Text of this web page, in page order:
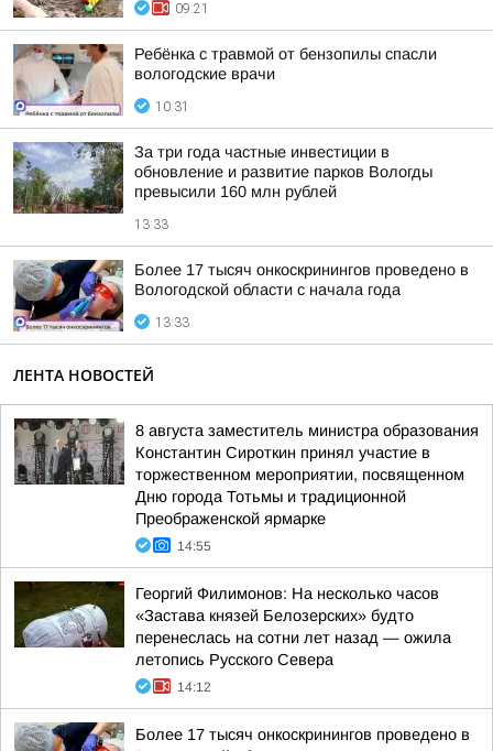
09:21
Ребёнка с травмой от бензопилы спасли
вологодские врачи
10:31
За три года частные инвестиции в
обновление и развитие парков Вологды
превысили 160 млн рублей
13:33
Более 17 тысяч онкоскринингов проведено в
Вологодской области с начала года
13:33
ЛЕНТА НОВОСТЕЙ
8 августа заместитель министра образования
Константин Сироткин принял участие в
торжественном мероприятии, посвященном
Дню города Тотьмы и традиционной
Преображенской ярмарке
14:55
Георгий Филимонов: На несколько часов
«Застава князей Белозерских» будто
перенеслась на сотни лет назад — ожила
летопись Русского Севера
14:12
Более 17 тысяч онкоскринингов проведено в